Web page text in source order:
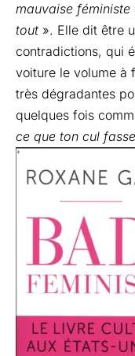
mauvaise
tout ». Elle dit être
contradictions, qui
voiture le volume à
très dégradantes
quelques fois
ce que ton cul